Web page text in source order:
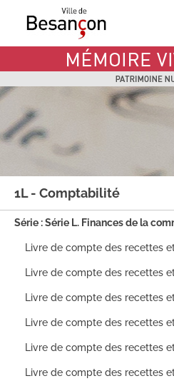
Mémoire Vive patrimoine numérisé
1L - Comptabilité
Livre de compte des recettes
Livre de compte des recettes
Livre de compte des recettes